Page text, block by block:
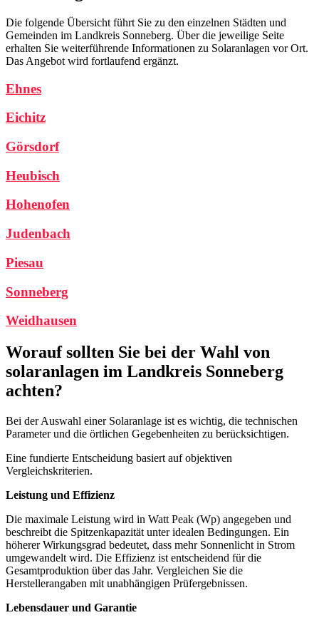
Die folgende Übersicht führt Sie zu den einzelnen Städten und
Gemeinden im Landkreis Sonneberg. Über die jeweilige Seite
erhalten Sie weiterführende Informationen zu Solaranlagen vor Ort.
Das Angebot wird fortlaufend ergänzt.
Ehnes
Eichitz
Görsdorf
Heubisch
Hohenofen
Judenbach
Piesau
Sonneberg
Weidhausen
Worauf sollten Sie bei der Wahl von
solaranlagen im Landkreis Sonneberg
achten?
Bei der Auswahl einer Solaranlage ist es wichtig, die technischen
Parameter und die örtlichen Gegebenheiten zu berücksichtigen.
Eine fundierte Entscheidung basiert auf objektiven
Vergleichskriterien.
Leistung und Effizienz
Die maximale Leistung wird in Watt Peak (Wp) angegeben und
beschreibt die Spitzenkapazität unter idealen Bedingungen. Ein
höherer Wirkungsgrad bedeutet, dass mehr Sonnenlicht in Strom
umgewandelt wird. Die Effizienz ist entscheidend für die
Gesamtproduktion über das Jahr. Vergleichen Sie die
Herstellerangaben mit unabhängigen Prüfergebnissen.
Lebensdauer und Garantie